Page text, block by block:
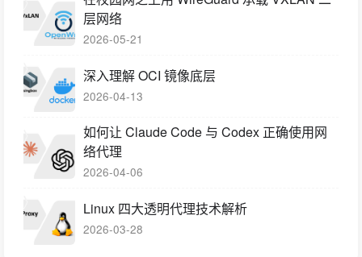
层网络
2026-05-21
深入理解 OCI 镜像底层
2026-04-13
如何让 Claude Code 与 Codex 正确使用网
络代理
2026-04-06
Linux 四大透明代理技术解析
2026-03-28